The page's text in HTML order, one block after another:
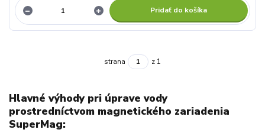
Pridať do košíka
strana z 1
Hlavné výhody pri úprave vody
prostredníctvom magnetického zariadenia
SuperMag: